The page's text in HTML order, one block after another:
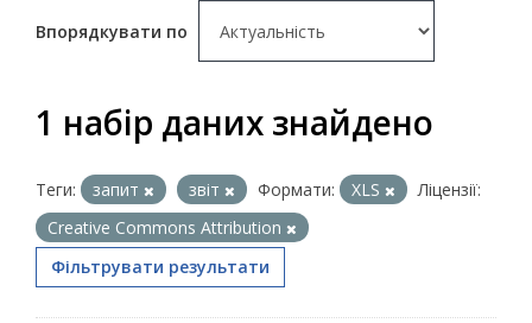
Впорядкувати по
1 набір даних знайдено
Теги: запит звіт Формати: XLS
Ліцензії:
Creative Commons Attribution
Фільтрувати результати